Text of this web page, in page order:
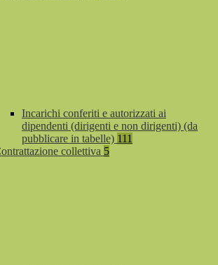
Incarichi conferiti e autorizzati ai
dipendenti (dirigenti e non dirigenti) (da
pubblicare in tabelle) 111
collettiva 5